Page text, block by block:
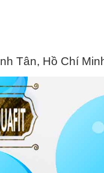
Tân, Hồ Chí